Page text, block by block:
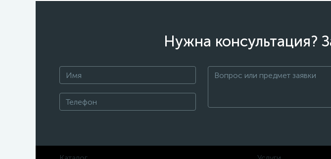
Нужна консультация?